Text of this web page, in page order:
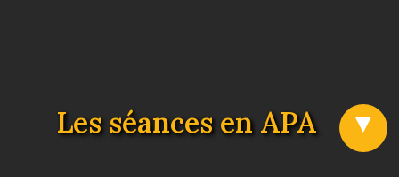
Les séances en APA